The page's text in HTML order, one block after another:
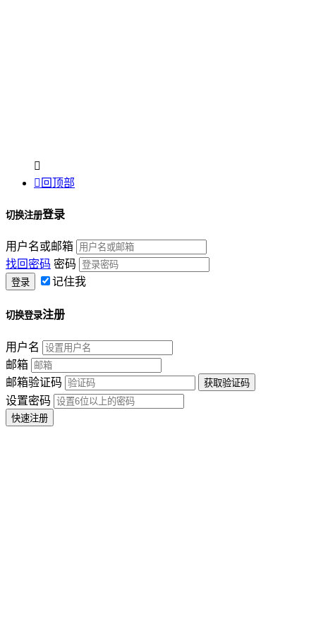

 回顶部
切换注册登录
用户名或邮箱
找回密码 密码
记住我
切换登录注册
用户名
邮箱
邮箱验证码
设置密码